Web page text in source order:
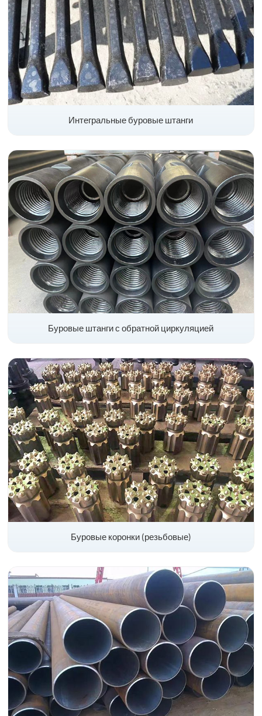
Интегральные буровые штанги
Буровые штанги с обратной циркуляцией
Буровые коронки (резьбовые)